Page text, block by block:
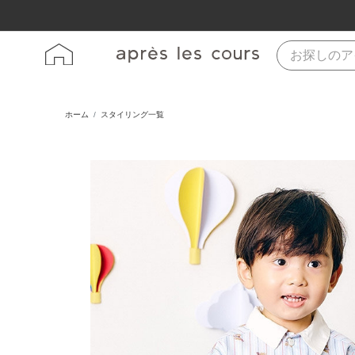
ホーム スタイリング一覧